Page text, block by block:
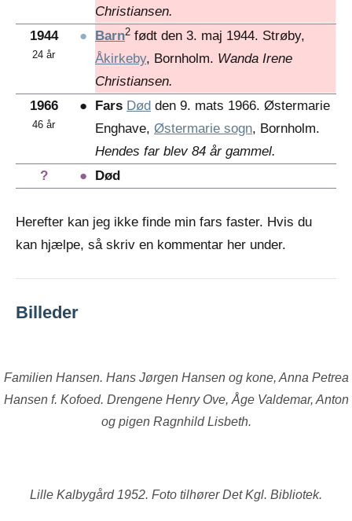
Christiansen.
1944
24 år
● Barn2 født den 3. maj 1944. Strøby,
Åkirkeby, Bornholm. Wanda Irene
Christiansen.
1966
46 år
● Fars Død den 9. mats 1966. Østermarie
Enghave, Østermarie sogn, Bornholm.
Hendes far blev 84 år gammel.
?
● Død
Herefter kan jeg ikke finde min fars faster. Hvis du
kan hjælpe, så skriv en kommentar her under.
Billeder
Familien Hansen. Hans Jørgen Hansen og kone, Anna Petrea
Hansen f. Kofoed. Drengene Henry Ove, Åge Valdemar, Anton
og pigen Ragnhild Lisbeth.
Lille Kalbygård 1952. Foto tilhører Det Kgl. Bibliotek.